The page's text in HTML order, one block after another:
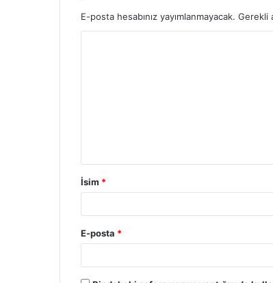
E-posta hesabınız yayımlanmayacak. Gerekli
İsim *
E-posta *